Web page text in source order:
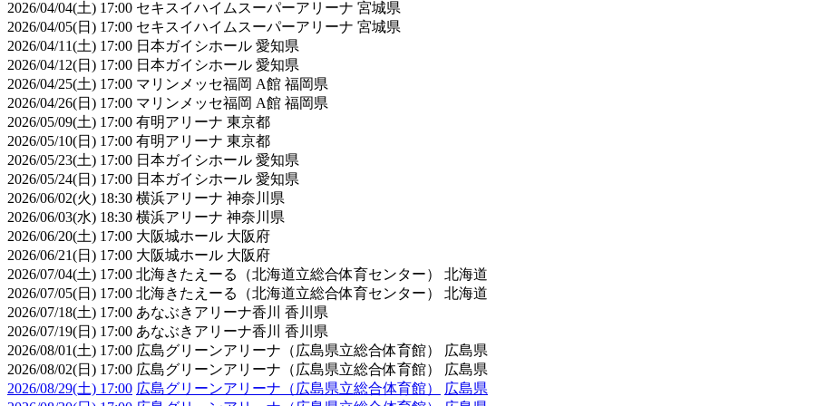
2026/04/04(土) 17:00 セキスイハイムスーパーアリーナ 宮城県
2026/04/05(日) 17:00 セキスイハイムスーパーアリーナ 宮城県
2026/04/11(土) 17:00 日本ガイシホール 愛知県
2026/04/12(日) 17:00 日本ガイシホール 愛知県
2026/04/25(土) 17:00 マリンメッセ福岡 A館 福岡県
2026/04/26(日) 17:00 マリンメッセ福岡 A館 福岡県
2026/05/09(土) 17:00 有明アリーナ 東京都
2026/05/10(日) 17:00 有明アリーナ 東京都
2026/05/23(土) 17:00 日本ガイシホール 愛知県
2026/05/24(日) 17:00 日本ガイシホール 愛知県
2026/06/02(火) 18:30 横浜アリーナ 神奈川県
2026/06/03(水) 18:30 横浜アリーナ 神奈川県
2026/06/20(土) 17:00 大阪城ホール 大阪府
2026/06/21(日) 17:00 大阪城ホール 大阪府
2026/07/04(土) 17:00 北海きたえーる（北海道立総合体育センター） 北海道
2026/07/05(日) 17:00 北海きたえーる（北海道立総合体育センター） 北海道
2026/07/18(土) 17:00 あなぶきアリーナ香川 香川県
2026/07/19(日) 17:00 あなぶきアリーナ香川 香川県
2026/08/01(土) 17:00 広島グリーンアリーナ（広島県立総合体育館） 広島県
2026/08/02(日) 17:00 広島グリーンアリーナ（広島県立総合体育館） 広島県
2026/08/29(土) 17:00 広島グリーンアリーナ（広島県立総合体育館）
広島県